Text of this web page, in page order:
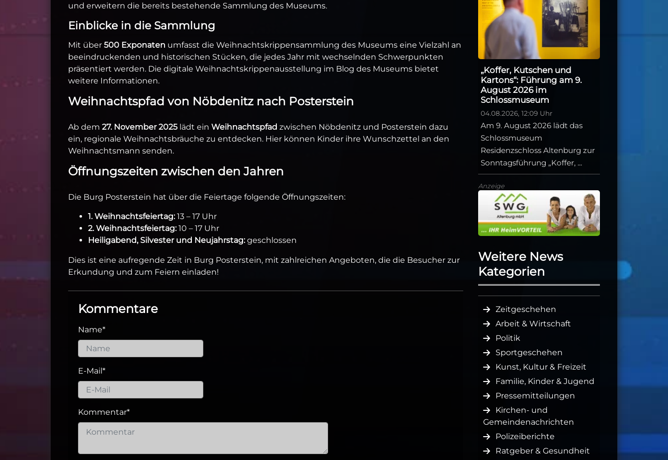
und erweitern die bereits bestehende Sammlung des Museums.
Einblicke in die Sammlung
Mit über 500 Exponaten umfasst die Weihnachtskrippensammlung des Museums eine Vielzahl an
beeindruckenden und historischen Stücken, die jedes Jahr mit wechselnden Schwerpunkten
präsentiert werden. Die digitale Weihnachtskrippenausstellung im Blog des Museums bietet
weitere Informationen.
Weihnachtspfad von Nöbdenitz nach Posterstein
Ab dem 27. November 2025 lädt ein Weihnachtspfad zwischen Nöbdenitz und Posterstein dazu
ein, regionale Weihnachtsbräuche zu entdecken. Hier können Kinder ihre Wunschzettel an den
Weihnachtsmann senden.
Öffnungszeiten zwischen den Jahren
Die Burg Posterstein hat über die Feiertage folgende Öffnungszeiten:
1. Weihnachtsfeiertag:13 – 17 Uhr
2. Weihnachtsfeiertag:10 – 17 Uhr
Heiligabend, Silvester und Neujahrstag:geschlossen
Dies ist eine aufregende Zeit in Burg Posterstein, mit zahlreichen Angeboten, die die Besucher zur
Erkundung und zum Feiern einladen!
Kommentare
Name*
E-Mail*
Kommentar*
„Koffer, Kutschen und
Kartons“: Führung am 9.
August 2026 im
Schlossmuseum
04.08.2026, 12:09 Uhr
Am 9. August 2026 lädt das
Schlossmuseum
Residenzschloss Altenburg zur
Sonntagsführung „Koffer, ...
Anzeige
Weitere News
Kategorien
Zeitgeschehen
Arbeit & Wirtschaft
Politik
Sportgeschehen
Kunst, Kultur & Freizeit
Familie, Kinder & Jugend
Pressemitteilungen
Kirchen- und
Gemeindenachrichten
Polizeiberichte
Ratgeber & Gesundheit